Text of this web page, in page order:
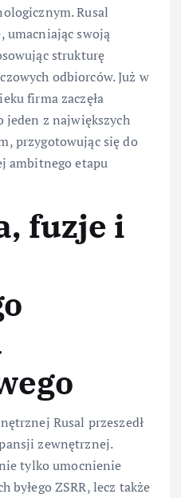
Rusal
umacniając swoją
strukturę
odbiorców. Już w
firma zaczęła
jeden z największych
przygotowując się do
ambitnego etapu
fuzje i
Rusal przeszedł
zewnętrznej.
tylko umocnienie
byłego ZSRR, lecz także